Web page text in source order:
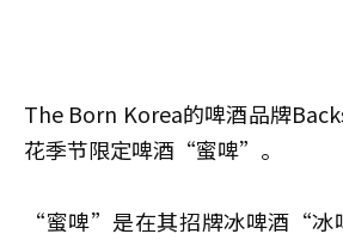
The Born Korea的啤酒品牌
花季节限定啤酒“蜜啤”。
“蜜啤”是在其招牌冰啤酒“冰